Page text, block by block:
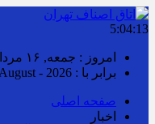
5:04:13
امروز : جمعه, ۱۶ مرداد , ۱۴۰۵
برابر با : Friday - 7 August - 2026
صفحه اصلی
اخبار